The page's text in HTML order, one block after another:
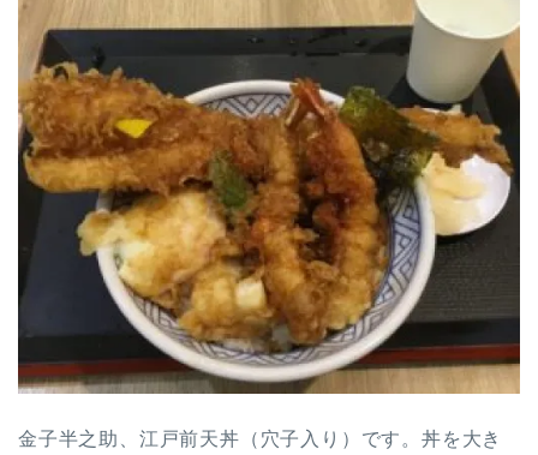
金子半之助、江戸前天丼（穴子入り）です。丼を大き